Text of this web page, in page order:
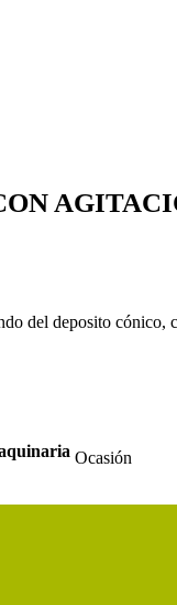
del deposito
Ocasión